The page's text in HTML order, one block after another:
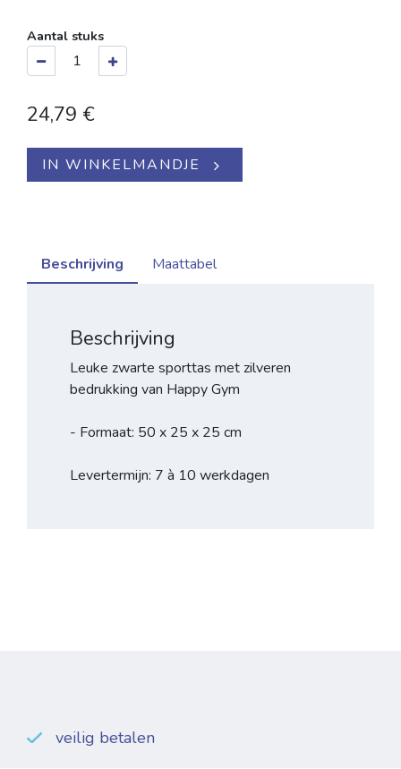
Aantal stuks
24,79 €
IN WINKELMANDJE
Beschrijving Maattabel
Beschrijving
Leuke zwarte sporttas met zilveren
bedrukking van Happy Gym
- Formaat: 50 x 25 x 25 cm
Levertermijn: 7 à 10 werkdagen
veilig betalen